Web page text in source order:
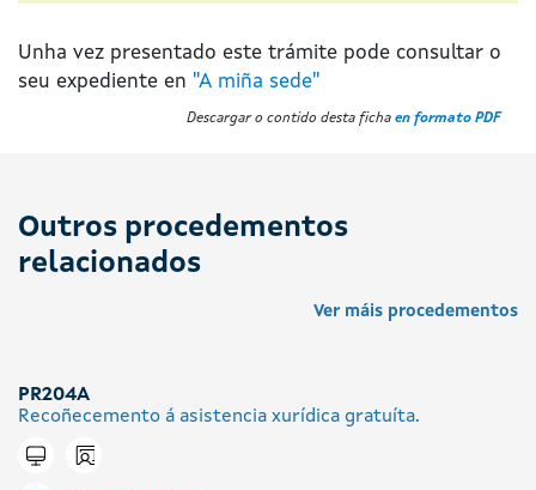
Unha vez presentado este trámite pode consultar o
seu expediente en "A miña sede"
Descargar o contido desta ficha en formato PDF
Outros procedementos
relacionados
Ver máis procedementos
PR204A
Recoñecemento á asistencia xurídica gratuíta.
Tramitar en liña
Icono presencial